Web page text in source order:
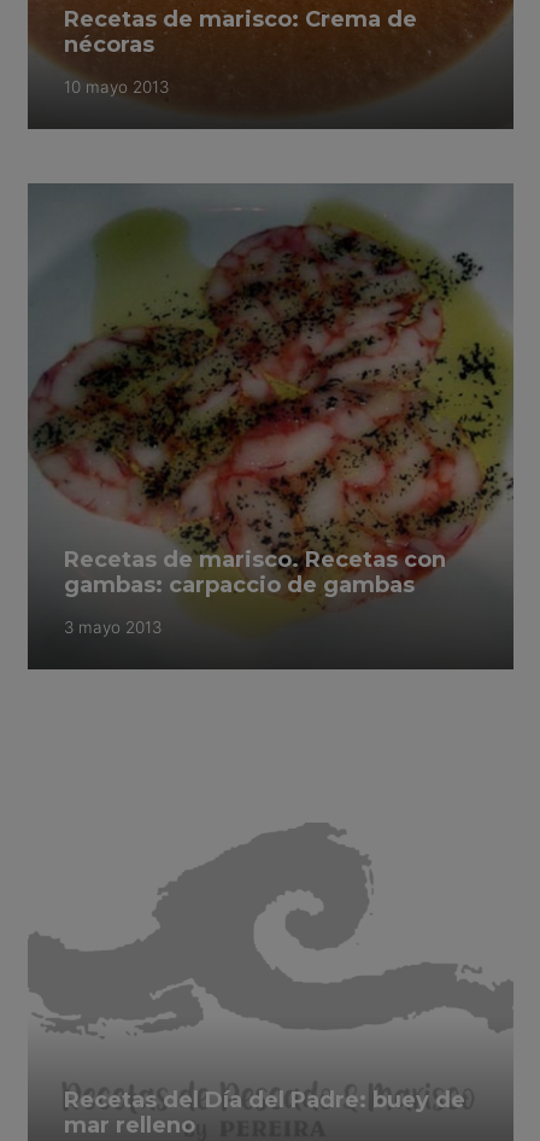
Recetas de marisco: Crema de
nécoras
10 mayo 2013
Recetas de marisco. Recetas con
gambas: carpaccio de gambas
3 mayo 2013
Recetas del Día del Padre: buey de
mar relleno